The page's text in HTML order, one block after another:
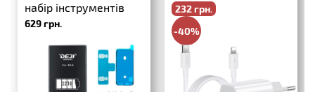
набір інструментів
629 грн.
PD+QC3.0 + USB-C-
Lightning
232 грн.
-40%
386 грн.